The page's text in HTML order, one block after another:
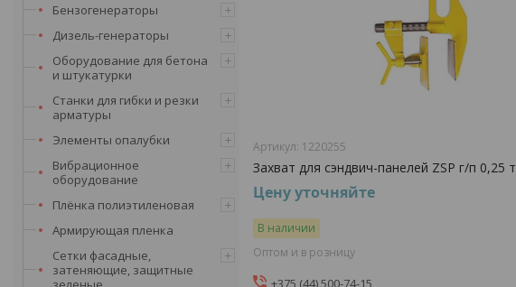
Бензогенераторы
Дизель-генераторы
Оборудование для бетона
и штукатурки
Станки для гибки и резки
арматуры
Элементы опалубки
Вибрационное
оборудование
Плёнка полиэтиленовая
Армирующая пленка
Сетки фасадные,
затеняющие, защитные
1220255
Захват для сэндвич-панелей ZSP г/п 0,25 т
Цену уточняйте
В наличии
Оптом и в розницу
+375 (44) 500-74-15